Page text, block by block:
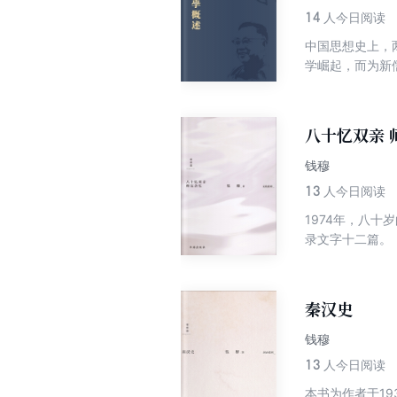
14 人今日阅读
中国思想史上，
学崛起，而为新
八十忆双亲
钱穆
13 人今日阅读
1974年，八十
录文字十二篇。
语堂、傅斯年等
亦未尝不足添一
秦汉史
钱穆
13 人今日阅读
本书为作者于